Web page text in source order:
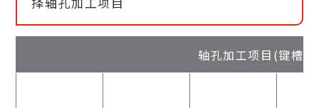
轴孔加工项目(键槽